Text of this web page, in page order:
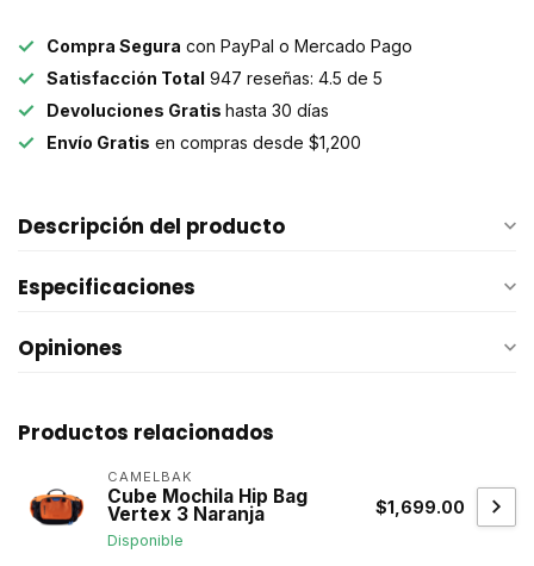
Compra Segura con PayPal o Mercado Pago
Satisfacción Total 947 reseñas: 4.5 de 5
Devoluciones Gratis hasta 30 días
Envío Gratis en compras desde $1,200
Descripción del producto
Especificaciones
Opiniones
Productos relacionados
CAMELBAK
Cube Mochila Hip Bag
Vertex 3 Naranja
Disponible
$1,699.00